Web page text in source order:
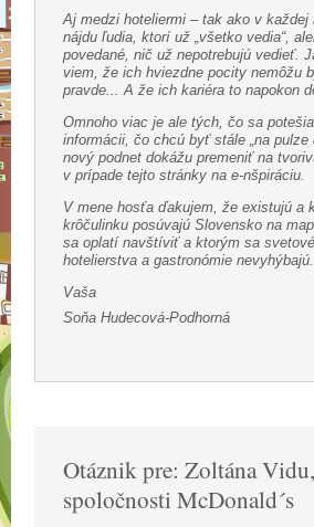
Aj medzi hoteliermi – tak ako v každej
nájdu ľudia, ktorí už „všetko vedia“,
povedané, nič už nepotrebujú vedieť.
viem, že ich hviezdne pocity nemôžu
pravde... A že ich kariéra to napokon
Omnoho viac je ale tých, čo sa
informácii, čo chcú byť stále „na pulze
nový podnet dokážu premeniť na
v prípade tejto stránky na e-nšpiráciu.
V mene hosťa ďakujem, že existujú a
krôčulinku posúvajú Slovensko na
sa oplatí navštíviť a ktorým sa
hotelierstva a gastronómie nevyhýbajú.
Vaša
Soňa Hudecová-Podhorná
Otáznik pre: Zoltána
spoločnosti McDonald´s